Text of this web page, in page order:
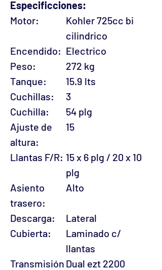
Especificciones:
Motor:
Kohler 725cc bi
cilindrico
Encendido: Electrico
Peso:
272 kg
Tanque:
15.9 lts
Cuchillas:
3
Cuchilla:
54 plg
Ajuste de
altura:
15
Llantas F/R: 15 x 6 plg / 20 x 10
plg
Asiento
trasero:
Alto
Descarga:
Lateral
Cubierta:
Laminado c/
llantas
Transmisión Dual ezt 2200